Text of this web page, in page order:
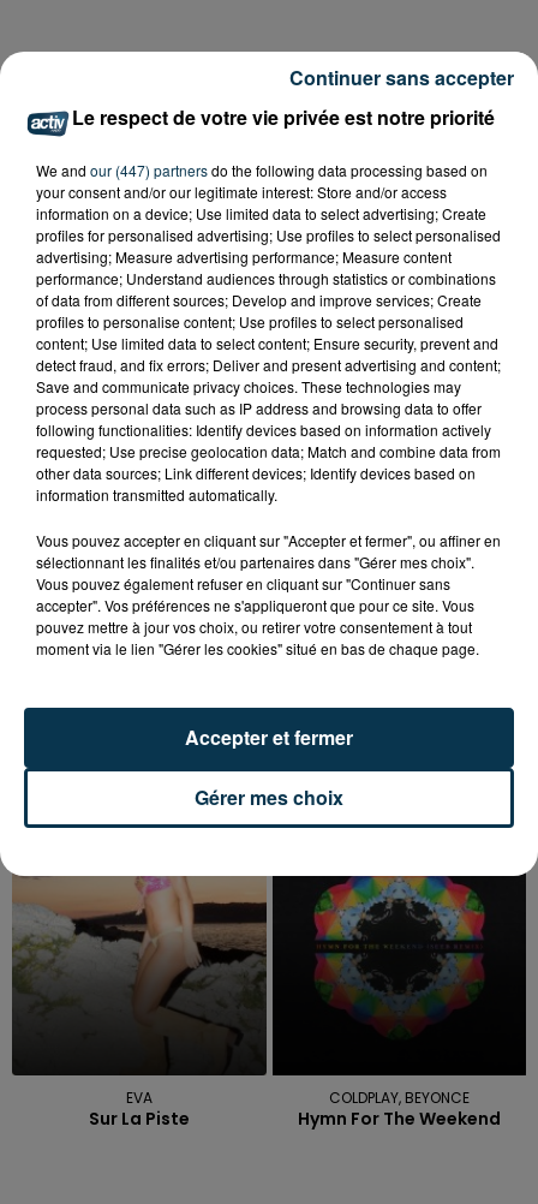
TITRES DIFFUSÉS
14h21
14h21 14h18
14h18
Tous Les Memes
EVA
Sur La Piste
COLDPLAY, BEYONCE
Hymn For The Weekend
Le respect de votre vie privée est notre priorité
We and our (447) partnersdo the following data processing based on
your consent and/or our legitimate interest: Store and/or access
information on a device; Use limited data to select advertising; Create
profiles for personalised advertising; Use profiles to select personalised
advertising; Measure advertising performance; Measure content
performance; Understand audiences through statistics or combinations
of data from different sources; Develop and improve services; Create
profiles to personalise content; Use profiles to select personalised
content; Use limited data to select content; Ensure security, prevent and
detect fraud, and fix errors; Deliver and present advertising and content;
Save and communicate privacy choices. These technologies may
process personal data such as IP address and browsing data to offer
following functionalities: Identify devices based on information actively
requested; Use precise geolocation data; Match and combine data from
other data sources; Link different devices; Identify devices based on
information transmitted automatically.
Vous pouvez accepter en cliquant sur "Accepter et fermer", ou affiner en
sélectionnant les finalités et/ou partenaires dans "Gérer mes choix".
Vous pouvez également refuser en cliquant sur "Continuer sans
accepter". Vos préférences ne s'appliqueront que pour ce site. Vous
pouvez mettre à jour vos choix, ou retirer votre consentement à tout
moment via le lien "Gérer les cookies" situé en bas de chaque page.
Gérer mes choix
Accepter et fermer
Continuer sans accepter